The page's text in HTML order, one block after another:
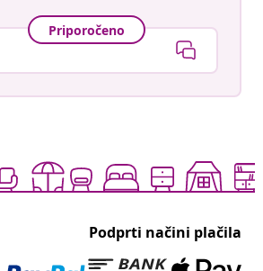
Priporočeno
Podprti načini plačila